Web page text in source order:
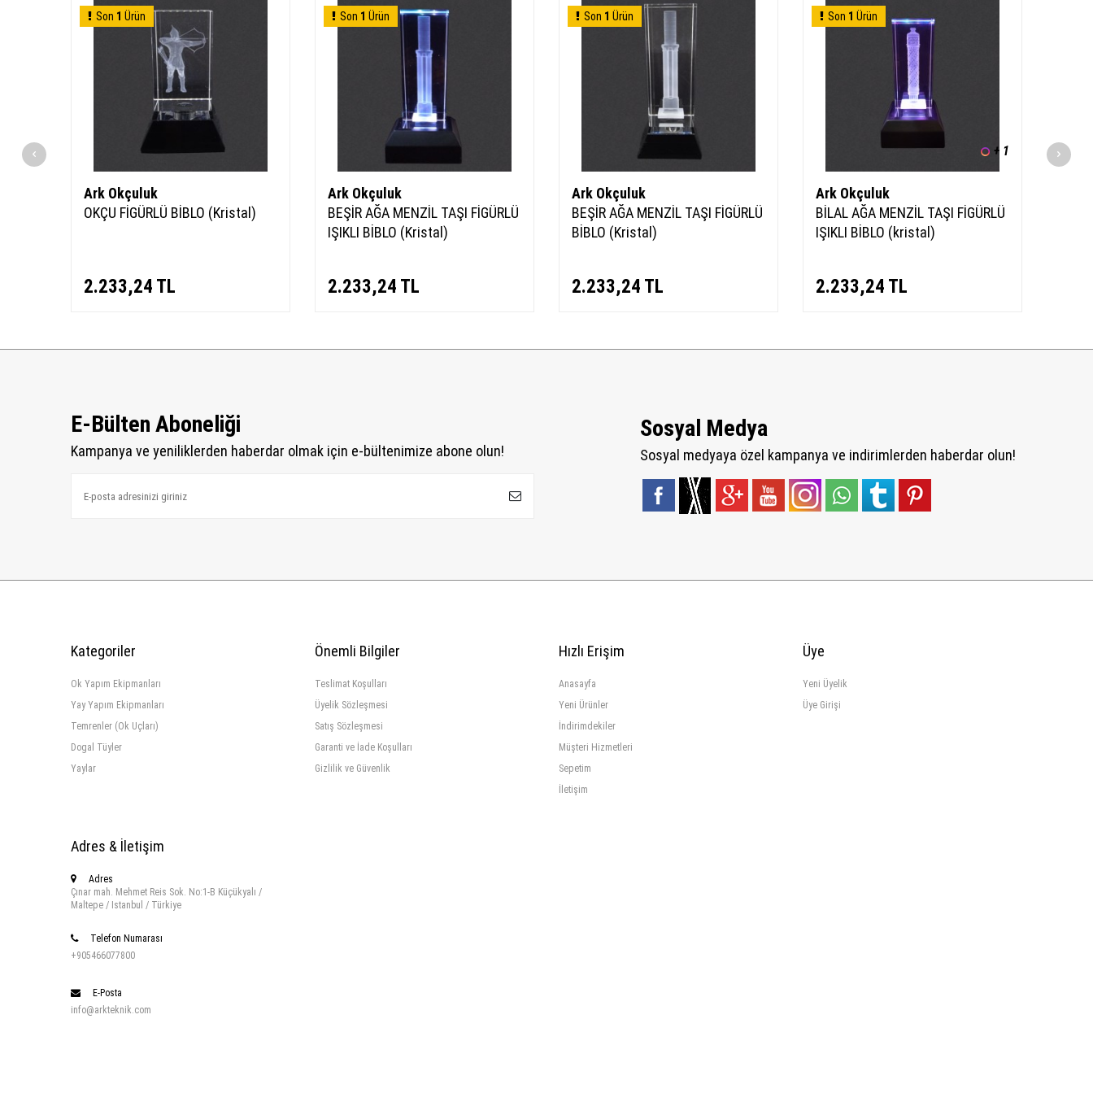
Son 1 Ürün
Ark Okçuluk
OKÇU FİGÜRLÜ BİBLO (Kristal)
2.233,24 TL
Son 1 Ürün
Ark Okçuluk
BEŞİR AĞA MENZİL TAŞI FİGÜRLÜ
IŞIKLI BİBLO (Kristal)
2.233,24 TL
Son 1 Ürün
Ark Okçuluk
BEŞİR AĞA MENZİL TAŞI FİGÜRLÜ
BİBLO (Kristal)
2.233,24 TL
Son 1 Ürün
+ 1
Ark Okçuluk
BİLAL AĞA MENZİL TAŞI FİGÜRLÜ
IŞIKLI BİBLO (kristal)
2.233,24 TL
E-Bülten Aboneliği
Kampanya ve yeniliklerden haberdar olmak için e-bültenimize abone olun!
Sosyal Medya
Sosyal medyaya özel kampanya ve indirimlerden haberdar olun!
Kategoriler
Ok Yapım Ekipmanları
Yay Yapım Ekipmanları
Temrenler (Ok Uçları)
Dogal Tüyler
Yaylar
Önemli Bilgiler
Teslimat Koşulları
Üyelik Sözleşmesi
Satış Sözleşmesi
Garanti ve İade Koşulları
Gizlilik ve Güvenlik
Hızlı Erişim
Anasayfa
Yeni Ürünler
İndirimdekiler
Müşteri Hizmetleri
Sepetim
İletişim
Üye
Yeni Üyelik
Üye Girişi
Adres & İletişim
Adres
Çınar mah. Mehmet Reis Sok. No:1-B Küçükyalı /
Maltepe / Istanbul / Türkiye
Telefon Numarası
+905466077800
E-Posta
info@arkteknik.com